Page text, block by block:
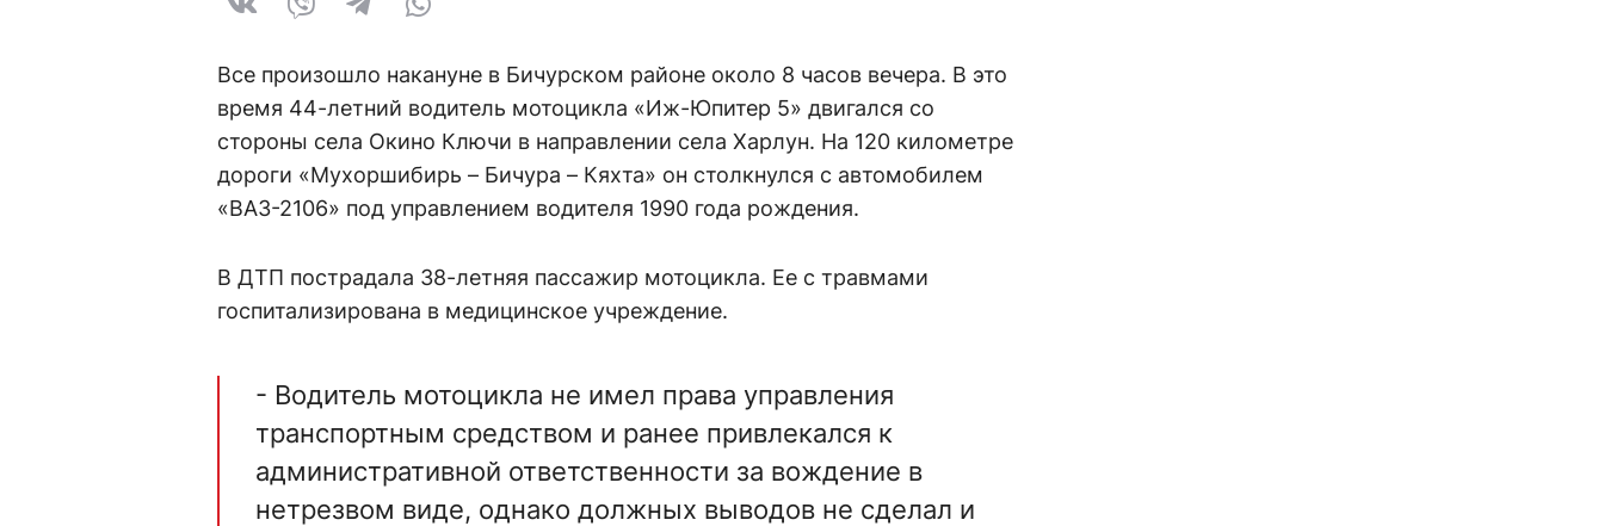
Все произошло накануне в Бичурском районе около 8 часов вечера. В это
время 44-летний водитель мотоцикла «Иж-Юпитер 5» двигался со
стороны села Окино Ключи в направлении села Харлун. На 120 километре
дороги «Мухоршибирь – Бичура – Кяхта» он столкнулся с автомобилем
«ВАЗ-2106» под управлением водителя 1990 года рождения.
В ДТП пострадала 38-летняя пассажир мотоцикла. Ее с травмами
госпитализирована в медицинское учреждение.
- Водитель мотоцикла не имел права управления
транспортным средством и ранее привлекался к
административной ответственности за вождение в
нетрезвом виде, однако должных выводов не сделал и